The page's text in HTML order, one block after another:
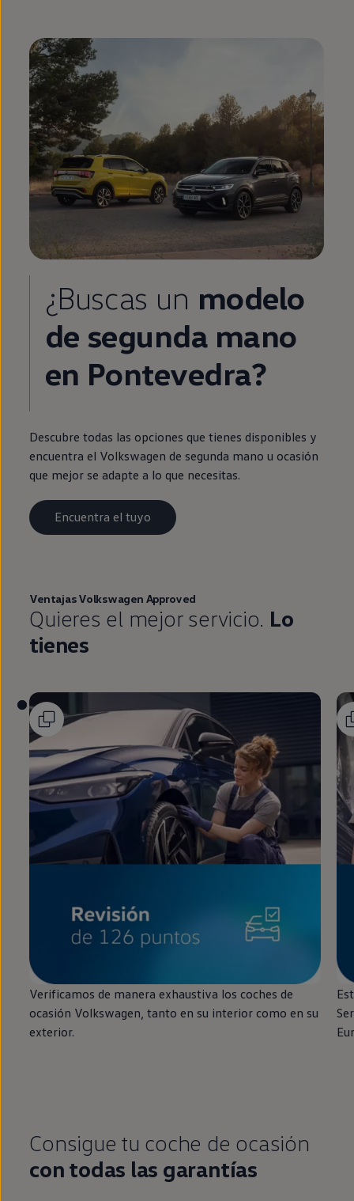
¿Buscas un modelo
de segunda mano
en Pontevedra?
Descubre todas las opciones que tienes disponibles y
encuentra el Volkswagen de segunda mano u ocasión
que mejor se adapte a lo que necesitas.
Encuentra el tuyo
Ventajas Volkswagen Approved
Quieres el mejor servicio. Lo
tienes
Verificamos de manera exhaustiva los coches de
ocasión Volkswagen , tanto en su interior como en su
exterior.
Consigue tu coche de ocasión
con todas las garantías